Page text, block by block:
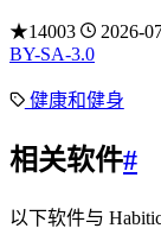
★14003 2026-
BY-SA-3.0
健康和健身
相关软件#
以下软件与